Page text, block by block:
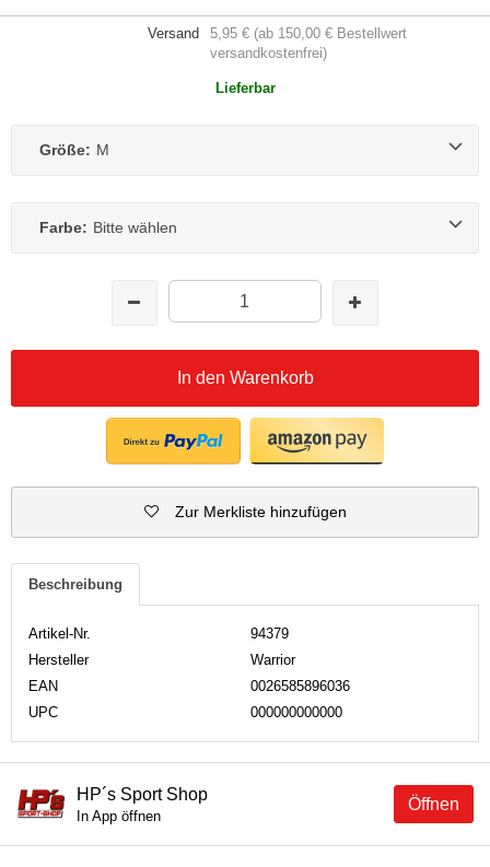
Versand
5,95 € (ab 150,00 € Bestellwert
versandkostenfrei)
Lieferbar
Größe: M
Farbe: Bitte wählen
In den Warenkorb
Zur Merkliste hinzufügen
Beschreibung
Artikel-Nr.
94379
Hersteller
Warrior
EAN
0026585896036
UPC
000000000000
Öffnen
HP´s Sport Shop
In App öffnen